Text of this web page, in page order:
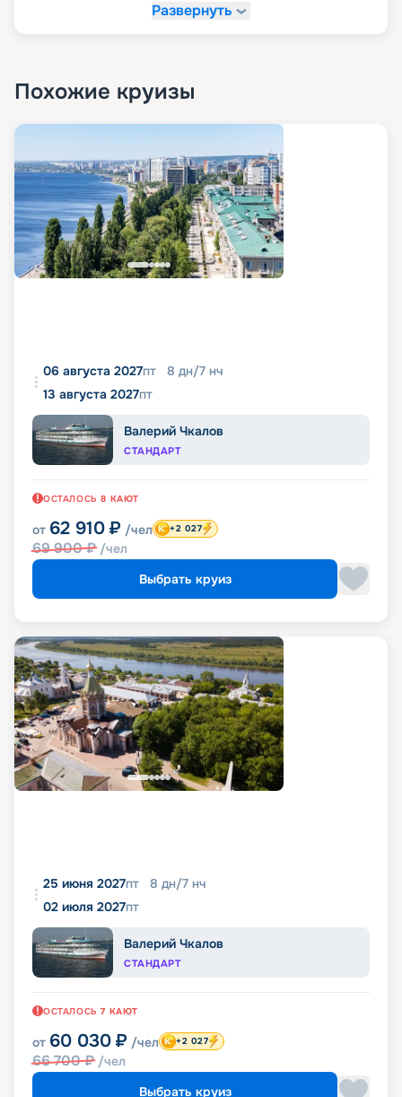
Развернуть
Похожие круизы
06 августа 2027пт 8 дн/7 нч
13 августа 2027пт
Валерий Чкалов
СТАНДАРТ
ОСТАЛОСЬ 8 КАЮТ
от 62 910 ₽ /чел
69 900₽ /чел
+2 027
Выбрать круиз
25 июня 2027пт 8 дн/7 нч
02 июля 2027пт
Валерий Чкалов
СТАНДАРТ
ОСТАЛОСЬ 7 КАЮТ
от 60 030 ₽ /чел
66 700₽ /чел
+2 027
Выбрать круиз